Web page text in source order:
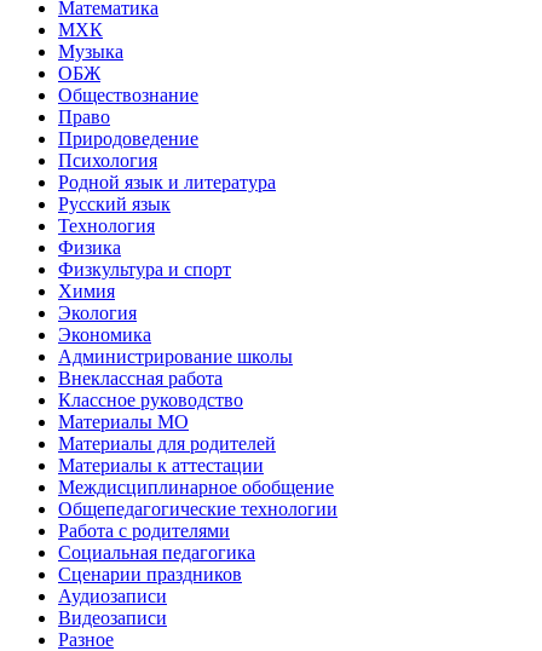
Математика
МХК
Музыка
ОБЖ
Обществознание
Право
Природоведение
Психология
Родной язык и литература
Русский язык
Технология
Физика
Физкультура и спорт
Химия
Экология
Экономика
Администрирование школы
Внеклассная работа
Классное руководство
Материалы МО
Материалы для родителей
Материалы к аттестации
Междисциплинарное обобщение
Общепедагогические технологии
Работа с родителями
Социальная педагогика
Сценарии праздников
Аудиозаписи
Видеозаписи
Разное